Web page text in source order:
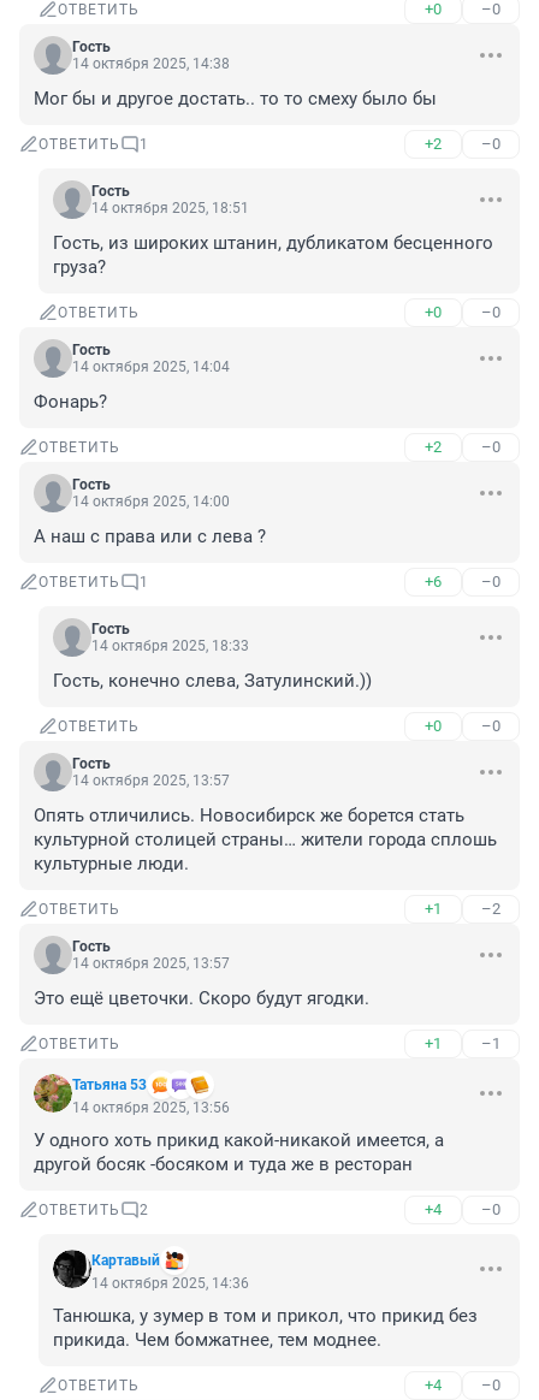
ОТВЕТИТЬ +0 –0
Гость
14 октября 2025, 14:38
Мог бы и другое достать.. то то смеху было бы
ОТВЕТИТЬ 1 +2 –0
Гость
14 октября 2025, 18:51
Гость, из широких штанин, дубликатом бесценного
груза?
ОТВЕТИТЬ +0 –0
Гость
14 октября 2025, 14:04
Фонарь?
ОТВЕТИТЬ +2 –0
Гость
14 октября 2025, 14:00
А наш с права или с лева ?
ОТВЕТИТЬ 1 +6 –0
Гость
14 октября 2025, 18:33
Гость, конечно слева, Затулинский.))
ОТВЕТИТЬ +0 –0
Гость
14 октября 2025, 13:57
Опять отличились. Новосибирск же борется стать
культурной столицей страны… жители города сплошь
культурные люди.
ОТВЕТИТЬ +1 –2
Гость
14 октября 2025, 13:57
Это ещё цветочки. Скоро будут ягодки.
ОТВЕТИТЬ +1 –1
Татьяна 53
14 октября 2025, 13:56
У одного хоть прикид какой-никакой имеется, а
другой босяк -босяком и туда же в ресторан
ОТВЕТИТЬ 2 +4 –0
Картавый
14 октября 2025, 14:36
Танюшка, у зумер в том и прикол, что прикид без
прикида. Чем бомжатнее, тем моднее.
ОТВЕТИТЬ +4 –0